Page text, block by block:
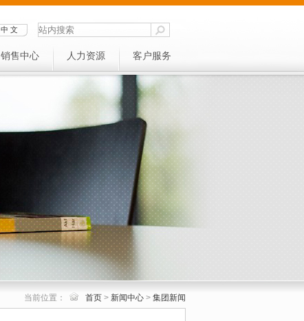
中 文
销售中心 人力资源 客户服务
当前位置： 首页 > 新闻中心 > 集团新闻